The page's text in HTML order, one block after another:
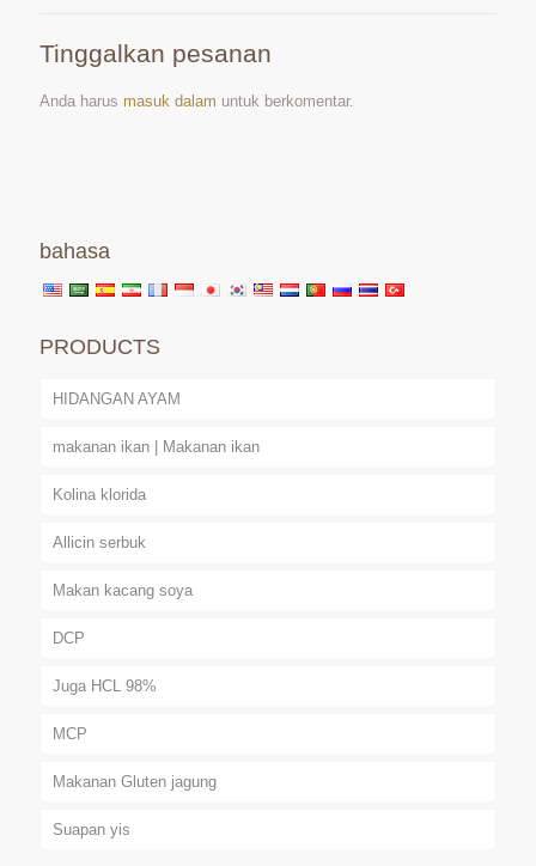
Tinggalkan pesanan
Anda harus masuk dalam untuk berkomentar.
bahasa
PRODUCTS
HIDANGAN AYAM
makanan ikan | Makanan ikan
Kolina klorida
Allicin serbuk
Makan kacang soya
DCP
Juga HCL 98%
MCP
Makanan Gluten jagung
Suapan yis